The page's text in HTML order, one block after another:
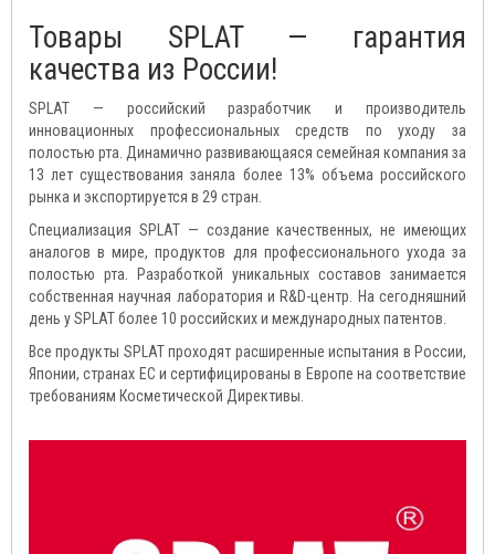
Товары SPLAT — гарантия
качества из России!
SPLAT — российский разработчик и производитель
инновационных профессиональных средств по уходу за
полостью рта. Динамично развивающаяся семейная компания за
13 лет существования заняла более 13% объема российского
рынка и экспортируется в 29 стран.
Специализация SPLAT — создание качественных, не имеющих
аналогов в мире, продуктов для профессионального ухода за
полостью рта. Разработкой уникальных составов занимается
собственная научная лаборатория и R&D-центр. На сегодняшний
день у SPLAT более 10 российских и международных патентов.
Все продукты SPLAT проходят расширенные испытания в России,
Японии, странах ЕС и сертифицированы в Европе на соответствие
требованиям Косметической Директивы.